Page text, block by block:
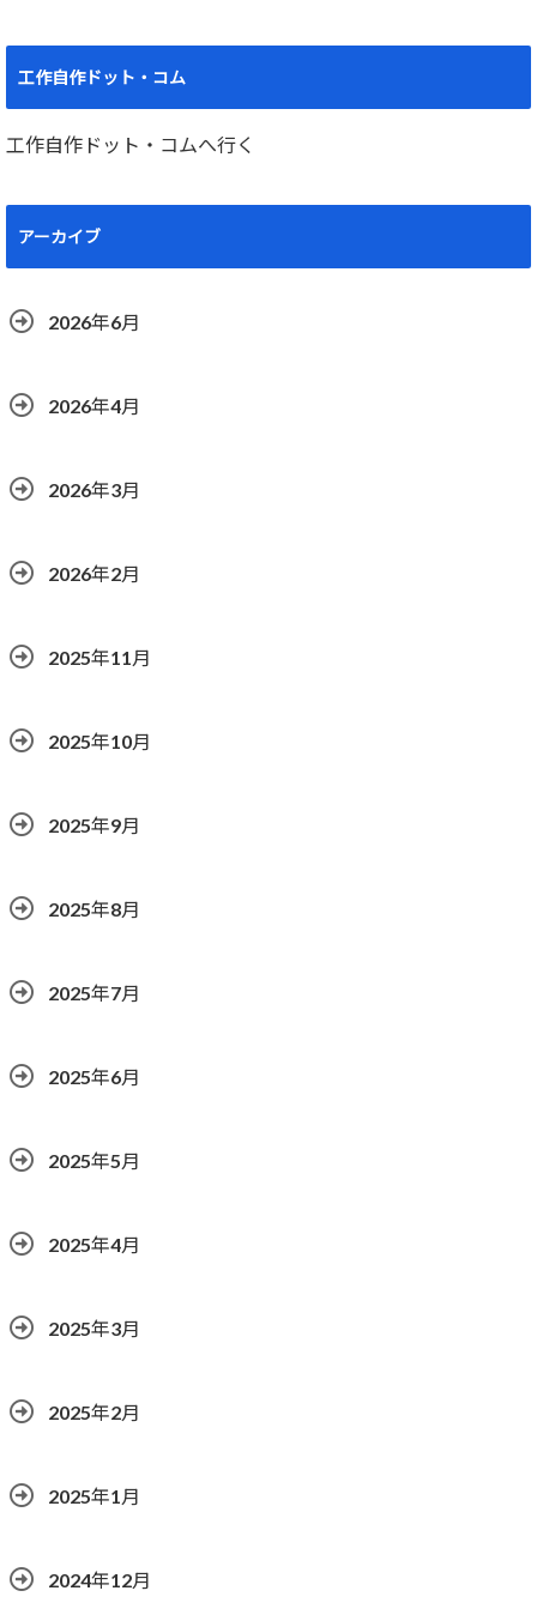
工作自作ドット・コム
工作自作ドット・コムへ行く
アーカイブ
2026年6月
2026年4月
2026年3月
2026年2月
2025年11月
2025年10月
2025年9月
2025年8月
2025年7月
2025年6月
2025年5月
2025年4月
2025年3月
2025年2月
2025年1月
2024年12月